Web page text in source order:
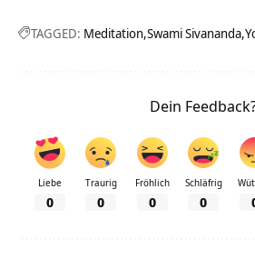
TAGGED: Meditation Swami Sivananda
Dein
Liebe
0
Traurig
0
Fröhlich
0
Schläfrig
0